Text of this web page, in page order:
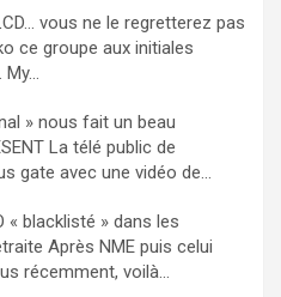
vous ne le regretterez pas
ce groupe aux initiales
» nous fait un beau
La télé public de
gate avec une vidéo de...
« blacklisté » dans les
Après NME puis celui
récemment, voilà...